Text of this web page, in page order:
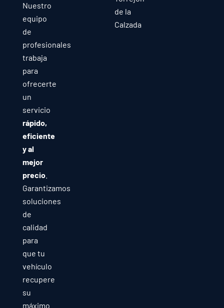
Nuestro
equipo
de
profesionales
trabaja
para
ofrecerte
un
servicio
rápido,
eficiente
y al
mejor
precio.
Garantizamos
soluciones
de
calidad
para
que tu
vehículo
recupere
su
máximo
de la
Calzada